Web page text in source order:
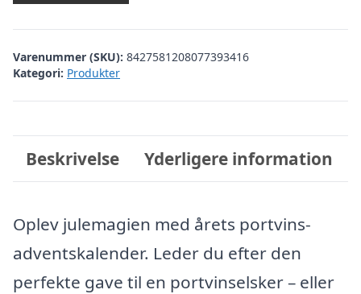
Varenummer (SKU): 8427581208077393416
Kategori: Produkter
Beskrivelse Yderligere information
Oplev julemagien med årets portvins-
adventskalender. Leder du efter den
perfekte gave til en portvinselsker – eller